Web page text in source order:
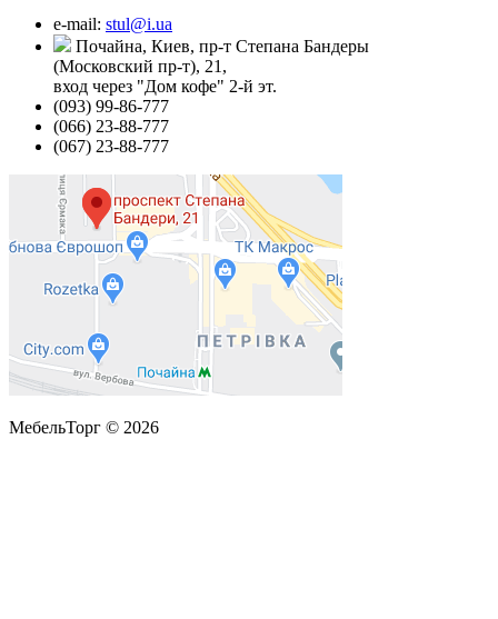
e-mail: stul@i.ua
Почайна, Киев, пр-т Степана Бандеры
(Московский пр-т), 21,
вход через "Дом кофе" 2-й эт.
(093) 99-86-777
(066) 23-88-777
(067) 23-88-777
МебельТорг © 2026